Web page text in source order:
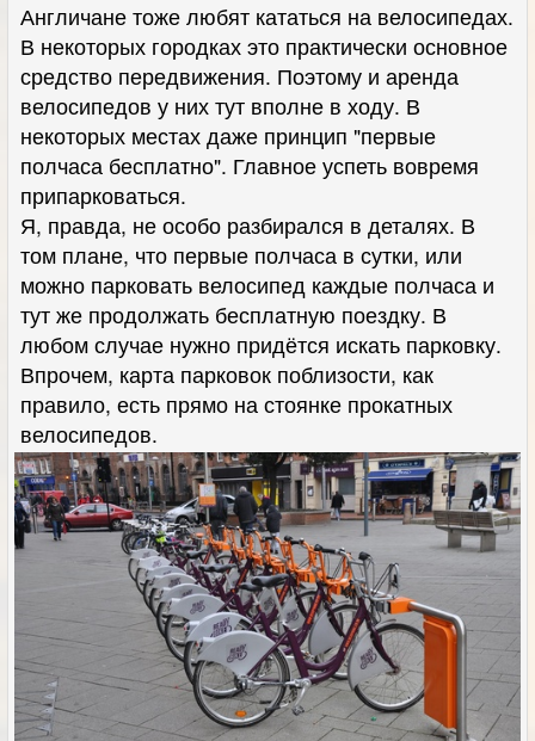
Англичане тоже любят кататься на велосипедах.
В некоторых городках это практически основное
средство передвижения. Поэтому и аренда
велосипедов у них тут вполне в ходу. В
некоторых местах даже принцип "первые
полчаса бесплатно". Главное успеть вовремя
припарковаться.
Я, правда, не особо разбирался в деталях. В
том плане, что первые полчаса в сутки, или
можно парковать велосипед каждые полчаса и
тут же продолжать бесплатную поездку. В
любом случае нужно придётся искать парковку.
Впрочем, карта парковок поблизости, как
правило, есть прямо на стоянке прокатных
велосипедов.